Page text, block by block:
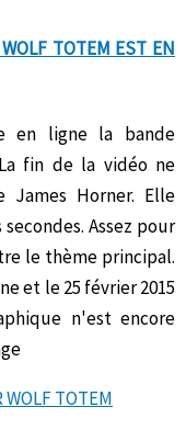
TOTEM EST EN
en ligne la bande
fin de la vidéo ne
Horner. Elle
Assez pour
le thème principal.
et le 25 février 2015
n'est encore